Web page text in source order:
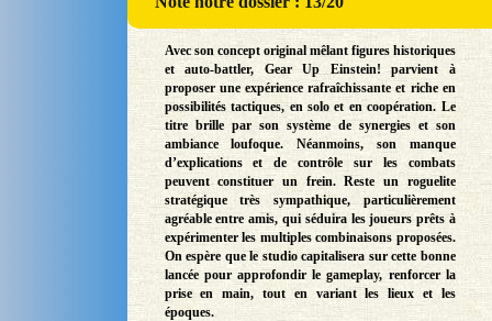
Avec son concept original mêlant figures historiques
et auto-battler, Gear Up Einstein! parvient à
proposer une expérience rafraîchissante et riche en
possibilités tactiques, en solo et en coopération. Le
titre brille par son système de synergies et son
ambiance loufoque. Néanmoins, son manque
d’explications et de contrôle sur les combats
peuvent constituer un frein. Reste un roguelite
stratégique très sympathique, particulièrement
agréable entre amis, qui séduira les joueurs prêts à
expérimenter les multiples combinaisons proposées.
On espère que le studio capitalisera sur cette bonne
lancée pour approfondir le gameplay, renforcer la
prise en main, tout en variant les lieux et les
époques.